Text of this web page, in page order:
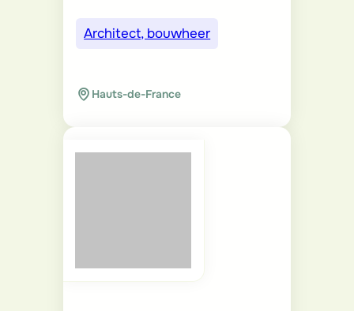
Architect, bouwheer
Hauts-de-France